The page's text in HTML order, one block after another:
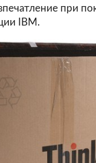
при
IBM.